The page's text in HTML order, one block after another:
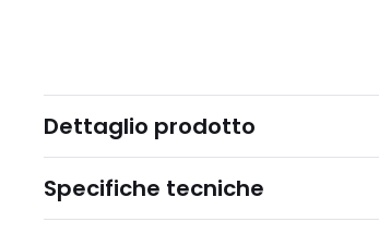
Dettaglio prodotto
Specifiche tecniche